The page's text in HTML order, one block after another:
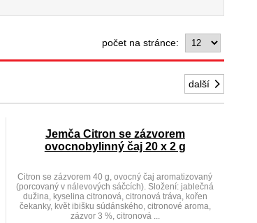
počet na stránce:
další
Jemča Citron se zázvorem
ovocnobylinný čaj 20 x 2 g
Citron se zázvorem 40 g, ovocný čaj aromatizovaný
(porcovaný v nálevových sáčcích). Složení: jablečná
dužina, kyselina citronová, citronová tráva, kořen
čekanky, květ ibišku súdánského, citronové aroma,
zázvor 3 %, citronová ...